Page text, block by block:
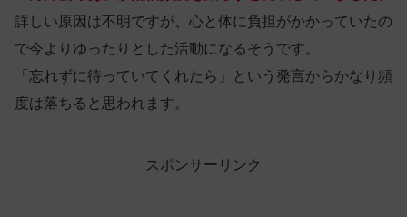
詳しい原因は不明ですが、心と体に負担がかかっていたの
で今よりゆったりとした活動になるそうです。
「忘れずに待っていてくれたら」という発言からかなり頻
度は落ちると思われます。
スポンサーリンク